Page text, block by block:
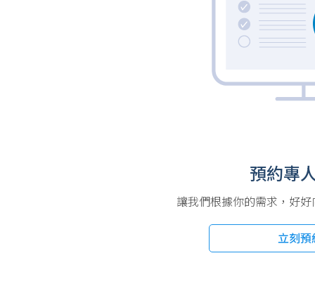
預約專
讓我們根據你的需求，好好
立刻預